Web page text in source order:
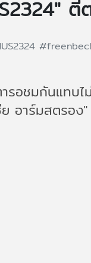
ตี
รอชมกันแทบ
อาร์มสตรอง